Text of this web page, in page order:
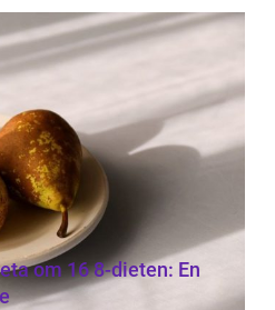
val? I de...
om 16 8-dieten: En